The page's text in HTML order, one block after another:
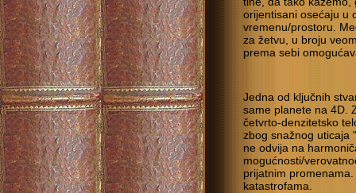
orijentisani osećaju u
vremenu/prostoru.
za žetvu, u broju
prema sebi
Jedna od ključnih
same planete na 4D.
četvrto-denzitetsko
zbog snažnog uticaja
ne odvija na
mogućnosti/
prijatnim
katastrofama.